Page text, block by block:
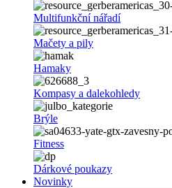
Multifunkční nářadí
Mačety a pily
Hamaky
Kompasy a dalekohledy
Brýle
Fitness
Dárkové poukazy
Novinky